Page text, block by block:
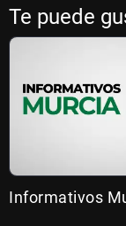
Te puede
Informativos